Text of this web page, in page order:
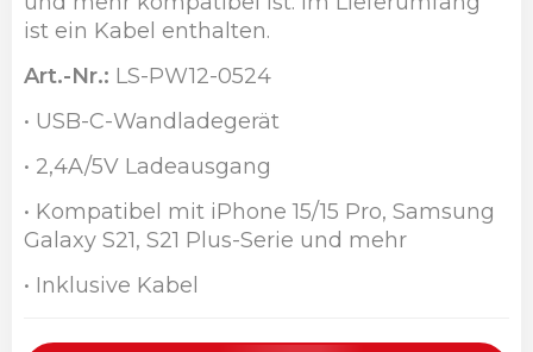
ist ein Kabel enthalten.
Art.-Nr.: LS-PW12-0524
• USB-C-Wandladegerät
• 2,4A/5V Ladeausgang
• Kompatibel mit iPhone 15/15 Pro, Samsung
Galaxy S21, S21 Plus-Serie und mehr
• Inklusive Kabel